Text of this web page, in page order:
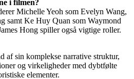
i filmen?
Michelle Yeoh som Evelyn Wang,
samt Ke Huy Quan som Waymond
Hong spiller også vigtige roller.
af sin komplekse narrative struktur,
og virkeligheder med dybtfølte
elementer.